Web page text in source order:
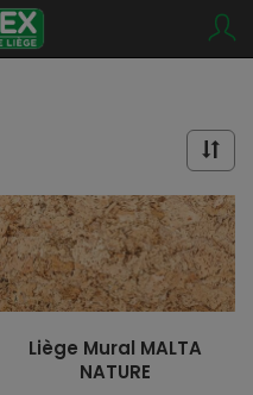
Liège Mural MALTA
NATURE